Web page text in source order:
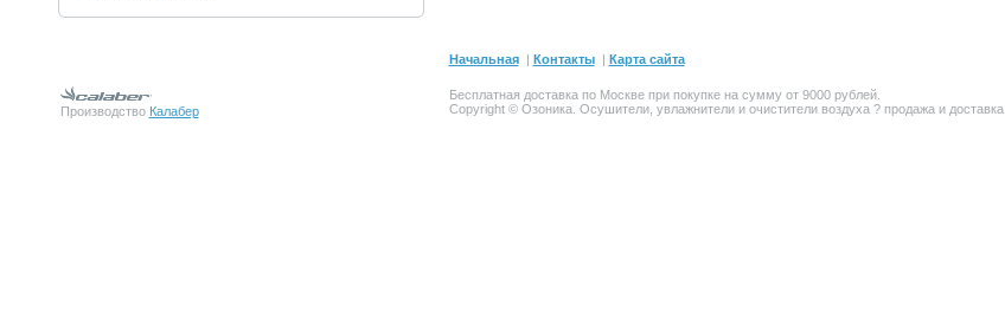
Начальная| Контакты| Карта сайта
Производство Калабер
Бесплатная доставка по Москве при покупке на сумму от 9000 рублей.
Copyright © Озоника. Осушители, увлажнители и очистители воздуха? продажа и доставка.